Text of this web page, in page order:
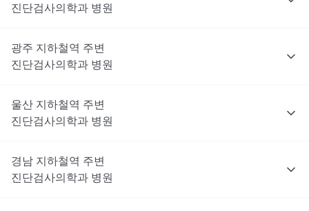
진단검사의학과 병원
광주 지하철역 주변
진단검사의학과 병원
울산 지하철역 주변
진단검사의학과 병원
경남 지하철역 주변
진단검사의학과 병원